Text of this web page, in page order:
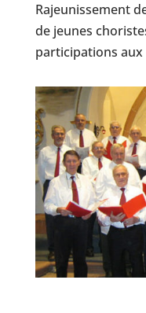
Rajeunissement
de jeunes
participations